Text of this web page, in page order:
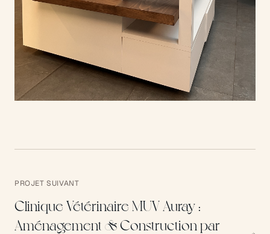
PROJET SUIVANT
Clinique Vétérinaire MUV Auray :
Aménagement & Construction par